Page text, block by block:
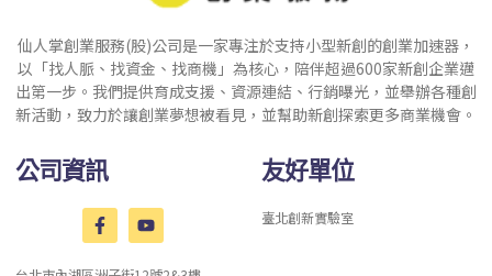
仙人掌創業服務(股)公司是一家專注於支持小型新創的創業加速器，
以「找人脈、找資金、找商機」為核心，陪伴超過600家新創企業邁
出第一步。我們提供育成支援、資源連結、行銷曝光，並舉辦各種創
新活動，致力於讓創業夢想被看見，並幫助新創探索更多商業機會。
公司資訊 友好單位
臺北創新實驗室